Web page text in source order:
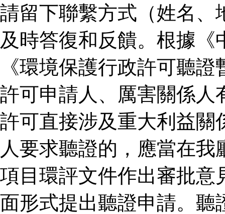
請留下聯繫方式（姓名、
及時答復和反饋。根據
《環境保護行政許可聽
許可申請人、厲害關係人
許可直接涉及重大利益關
人要求聽證的，應當在
項目環評文件作出審批意
面形式提出聽證申請。聽